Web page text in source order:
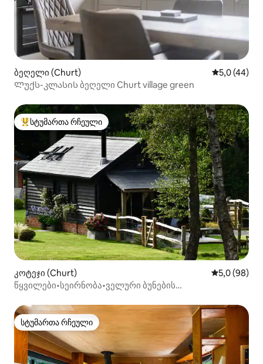
ბეღელი (Churt) საშუალო
5,0 (44)
Ლუქს-კლასის ბეღელი Churt village green
სტუმართა რჩეული მოწინავე ვარიანტი
სტუმართა რჩეული
კოტეჯი (Churt) საშუალო
5,0 (98)
წყვილები•სეირნობა•ველური ბუნების
სტუმართა რჩეული
სტუმართა რჩეული